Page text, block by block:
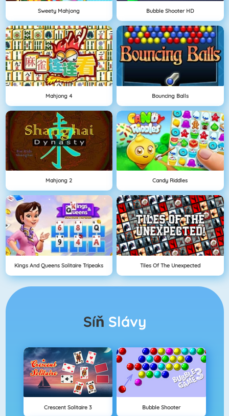
Sweety Mahjong Bubble Shooter HD
Mahjong 4 Bouncing Balls
Mahjong 2 Candy Riddles
Kings And Queens Solitaire Tripeaks Tiles Of The Unexpected
Síň Slávy
Crescent Solitaire 3 Bubble Shooter